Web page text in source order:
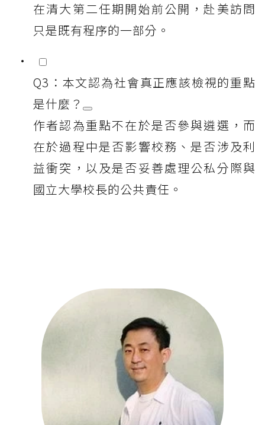
在清大第二任期開始前公開，赴美訪問
只是既有程序的一部分。
Q3：本文認為社會真正應該檢視的重點
是什麼？
作者認為重點不在於是否參與遴選，而
在於過程中是否影響校務、是否涉及利
益衝突，以及是否妥善處理公私分際與
國立大學校長的公共責任。